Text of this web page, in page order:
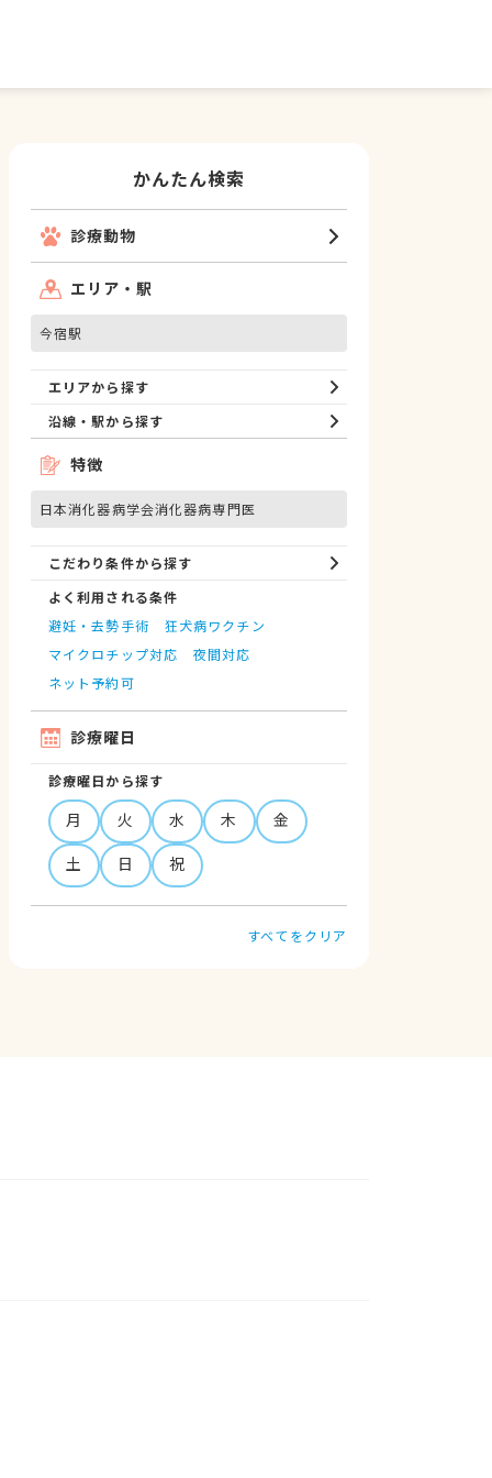
かんたん検索
診療動物
エリア・駅
今宿駅
エリアから探す
沿線・駅から探す
特徴
日本消化器病学会消化器病専門医
こだわり条件から探す
よく利用される条件
避妊・去勢手術
狂犬病ワクチン
マイクロチップ対応
夜間対応
ネット予約可
診療曜日
診療曜日から探す
月 火 水 木
金
土
日 祝
すべてをクリア